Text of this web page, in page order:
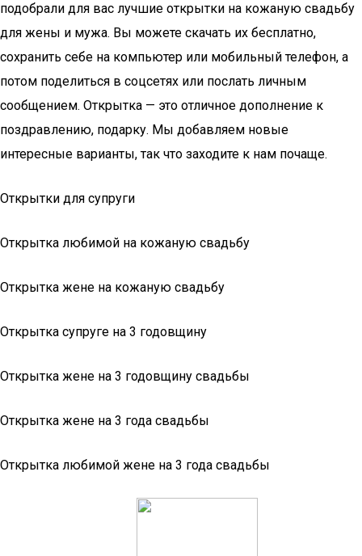
подобрали для вас лучшие открытки на кожаную свадьбу
для жены и мужа. Вы можете скачать их бесплатно,
сохранить себе на компьютер или мобильный телефон, а
потом поделиться в соцсетях или послать личным
сообщением. Открытка — это отличное дополнение к
поздравлению, подарку. Мы добавляем новые
интересные варианты, так что заходите к нам почаще.
Открытки для супруги
Открытка любимой на кожаную свадьбу
Открытка жене на кожаную свадьбу
Открытка супруге на 3 годовщину
Открытка жене на 3 годовщину свадьбы
Открытка жене на 3 года свадьбы
Открытка любимой жене на 3 года свадьбы